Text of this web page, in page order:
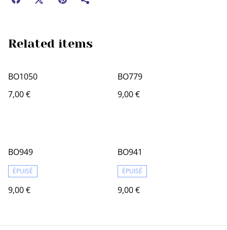
Related items
BO1050
7,00 €
BO779
9,00 €
BO949
ÉPUISÉ
9,00 €
BO941
ÉPUISÉ
9,00 €